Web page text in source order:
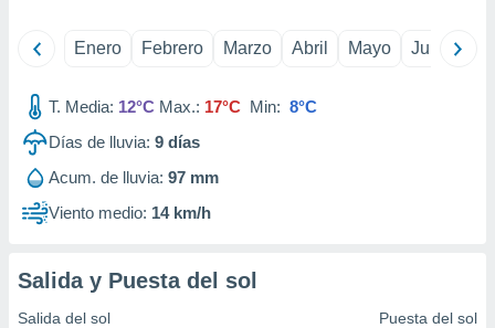
de
datos
Enero Febrero Marzo Abril Mayo Junio
T. Media: 12°C Max.: 17°C Min: 8°C
Días de lluvia: 9 días
Acum. de lluvia: 97 mm
Viento medio: 14 km/h
Salida y Puesta del sol
Salida del sol Puesta del sol